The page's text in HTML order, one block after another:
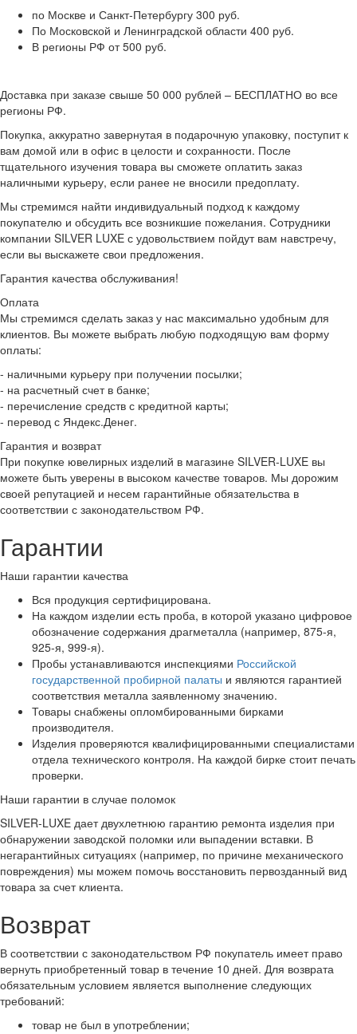
по Москве и Санкт-Петербургу 300 руб.
По Московской и Ленинградской области 400 руб.
В регионы РФ от 500 руб.
Доставка при заказе свыше 50 000 рублей – БЕСПЛАТНО во все
регионы РФ.
Покупка, аккуратно завернутая в подарочную упаковку, поступит к
вам домой или в офис в целости и сохранности. После
тщательного изучения товара вы сможете оплатить заказ
наличными курьеру, если ранее не вносили предоплату.
Мы стремимся найти индивидуальный подход к каждому
покупателю и обсудить все возникшие пожелания. Сотрудники
компании SILVER LUXE с удовольствием пойдут вам навстречу,
если вы выскажете свои предложения.
Гарантия качества обслуживания!
Оплата
Мы стремимся сделать заказ у нас максимально удобным для
клиентов. Вы можете выбрать любую подходящую вам форму
оплаты:
- наличными курьеру при получении посылки;
- на расчетный счет в банке;
- перечисление средств с кредитной карты;
- перевод с Яндекс.Денег.
Гарантия и возврат
При покупке ювелирных изделий в магазине SILVER-LUXE вы
можете быть уверены в высоком качестве товаров. Мы дорожим
своей репутацией и несем гарантийные обязательства в
соответствии с законодательством РФ.
Гарантии
Наши гарантии качества
Вся продукция сертифицирована.
На каждом изделии есть проба, в которой указано цифровое
обозначение содержания драгметалла (например, 875-я,
925-я, 999-я).
Пробы устанавливаются инспекциями Российской
государственной пробирной палаты и являются гарантией
соответствия металла заявленному значению.
Товары снабжены опломбированными бирками
производителя.
Изделия проверяются квалифицированными специалистами
отдела технического контроля. На каждой бирке стоит печать
проверки.
Наши гарантии в случае поломок
SILVER-LUXE дает двухлетнюю гарантию ремонта изделия при
обнаружении заводской поломки или выпадении вставки. В
негарантийных ситуациях (например, по причине механического
повреждения) мы можем помочь восстановить первозданный вид
товара за счет клиента.
Возврат
В соответствии с законодательством РФ покупатель имеет право
вернуть приобретенный товар в течение 10 дней. Для возврата
обязательным условием является выполнение следующих
требований:
товар не был в употреблении;